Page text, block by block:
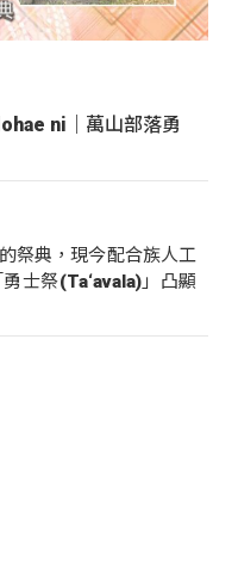
ni｜萬山部落勇
祭典，現今配合族人工
士祭(Ta‘avala)」凸顯